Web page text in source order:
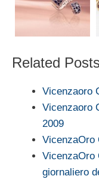
Related
Vicenzaoro
Vicenzaoro
2009
VicenzaOro
VicenzaOro
giornaliero